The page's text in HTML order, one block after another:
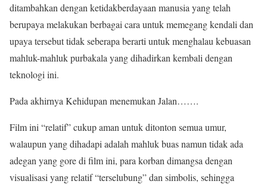
ditambahkan dengan ketidakberdayaan manusia yang telah
berupaya melakukan berbagai cara untuk memegang kendali dan
upaya tersebut tidak seberapa berarti untuk menghalau kebuasan
mahluk-mahluk purbakala yang dihadirkan kembali dengan
teknologi ini.
Pada akhirnya Kehidupan menemukan Jalan…….
Film ini “relatif” cukup aman untuk ditonton semua umur,
walaupun yang dihadapi adalah mahluk buas namun tidak ada
adegan yang gore di film ini, para korban dimangsa dengan
visualisasi yang relatif “terselubung” dan simbolis, sehingga